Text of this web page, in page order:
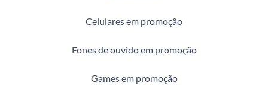
Celulares em promoção
Fones de ouvido em promoção
Games em promoção